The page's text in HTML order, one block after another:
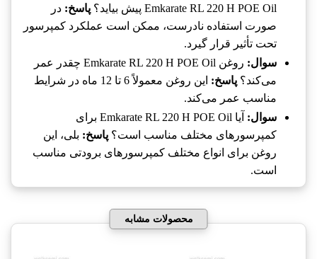
Emkarate RL 220 H POE Oil پیش بیاید؟
پاسخ: در
صورت استفاده نادرست، ممکن است عملکرد کمپرسور
تحت تأثیر قرار گیرد.
سوال:
روغن Emkarate RL 220 H POE Oil چقدر عمر
می‌کند؟ پاسخ:
این روغن معمولاً 6 تا 12 ماه در شرایط
مناسب عمر می‌کند.
سوال:
آیا Emkarate RL 220 H POE Oil برای
کمپرسورهای مختلف مناسب است؟ پاسخ: بلی، این
روغن برای انواع مختلف کمپرسورهای برودتی مناسب
است.
محصولات مشابه